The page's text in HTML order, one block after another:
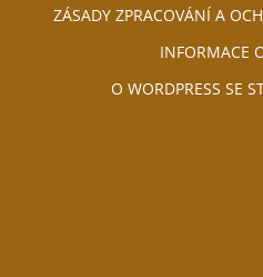
ZÁSADY ZPRACOVÁNÍ A
INFORMACE
O WORDPRESS SE